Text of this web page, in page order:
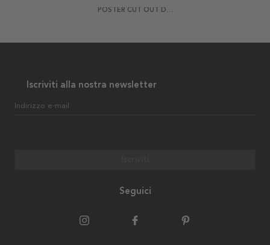
POSTER CUT OUT DANCE
Iscriviti alla nostra newsletter
Indirizzo e-mail
Seguici